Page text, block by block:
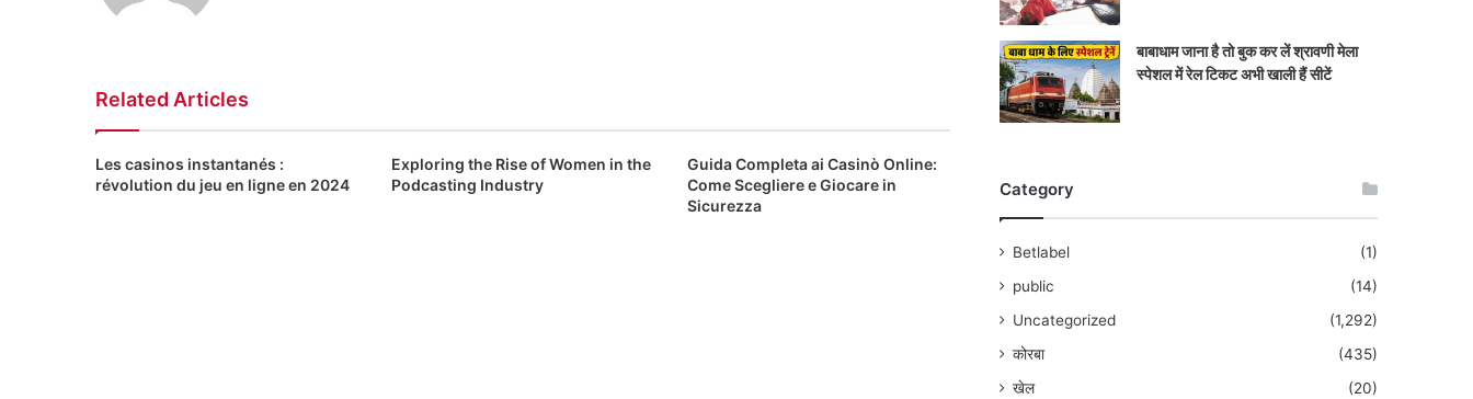
Related Articles
Les casinos instantanés :
révolution du jeu en ligne en 2024
Exploring the Rise of Women in the
Podcasting Industry
Guida Completa ai Casinò Online:
Come Scegliere e Giocare in
Sicurezza
बाबाधाम जाना है तो बुक कर लें श्रावणी मेला
स्पेशल में रेल टिकट अभी खाली हैं सीटें
Category
Betlabel
(1)
public
(14)
Uncategorized
(1,292)
कोरबा
(435)
खेल
(20)